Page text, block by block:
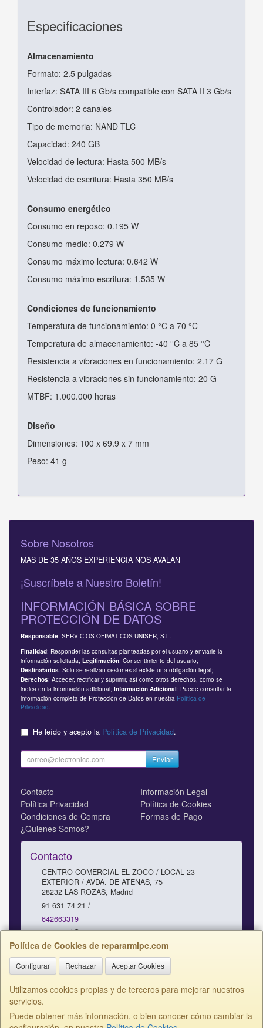
Especificaciones
Almacenamiento
Formato: 2.5 pulgadas
Interfaz: SATA III 6 Gb/s compatible con SATA II 3 Gb/s
Controlador: 2 canales
Tipo de memoria: NAND TLC
Capacidad: 240 GB
Velocidad de lectura: Hasta 500 MB/s
Velocidad de escritura: Hasta 350 MB/s
Consumo energético
Consumo en reposo: 0.195 W
Consumo medio: 0.279 W
Consumo máximo lectura: 0.642 W
Consumo máximo escritura: 1.535 W
Condiciones de funcionamiento
Temperatura de funcionamiento: 0 °C a 70 °C
Temperatura de almacenamiento: -40 °C a 85 °C
Resistencia a vibraciones en funcionamiento: 2.17 G
Resistencia a vibraciones sin funcionamiento: 20 G
MTBF: 1.000.000 horas
Diseño
Dimensiones: 100 x 69.9 x 7 mm
Peso: 41 g
Política de Cookies de repararmipc.com
Configurar Rechazar Aceptar Cookies
Utilizamos cookies propias y de terceros para mejorar nuestros
servicios.
Puede obtener más información, o bien conocer cómo cambiar la
Sobre Nosotros
MAS DE 35 AÑOS EXPERIENCIA NOS AVALAN
¡Suscríbete a Nuestro Boletín!
INFORMACIÓN BÁSICA SOBRE
PROTECCIÓN DE DATOS
Responsable: SERVICIOS OFIMATICOS UNISER, S.L.
Finalidad: Responder las consultas planteadas por el usuario y enviarle la
información solicitada; Legitimación: Consentimiento del usuario;
Destinatarios: Solo se realizan cesiones si existe una obligación legal;
Derechos: Acceder, rectificar y suprimir, así como otros derechos, como se
indica en la información adicional; Información Adicional: Puede consultar la
información completa de Protección de Datos en nuestra Política de
Privacidad
He leído y acepto la Política de Privacidad.
Enviar
Contacto
Información Legal
Política Privacidad
Política de Cookies
Condiciones de Compra
Formas de Pago
¿Quienes Somos?
Contacto
CENTRO COMERCIAL EL ZOCO / LOCAL 23
EXTERIOR / AVDA. DE ATENAS, 75
28232 LAS ROZAS, Madrid
91 631 74 21 /
642663319
comercial@repararmipc.com
Horario
10 - 12,30 / 17 - 19H SABADOS 11 - 13H